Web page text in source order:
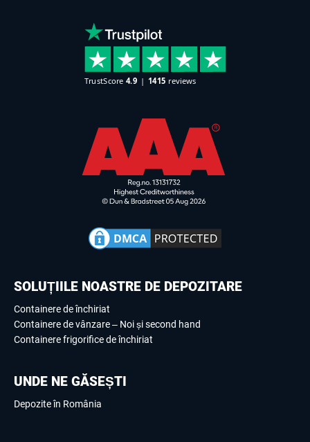
SOLUȚIILE NOASTRE DE DEPOZITARE
Containere de închiriat
Containere de vânzare – Noi și second hand
Containere frigorifice de închiriat
UNDE NE GĂSEȘTI
Depozite în România